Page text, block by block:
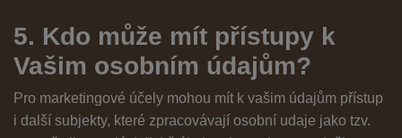
5. Kdo může mít přístupy k
Vašim osobním údajům?
Pro marketingové účely mohou mít k vašim údajům přístup
i další subjekty, které zpracovávají osobní udaje jako tzv.